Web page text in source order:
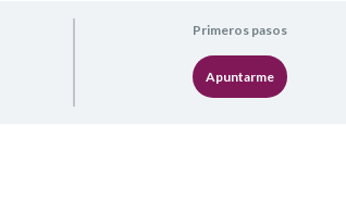
Primeros pasos
Apuntarme